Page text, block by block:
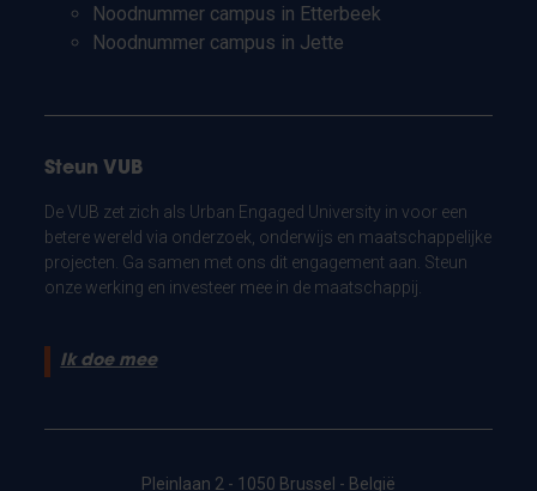
Noodnummer campus in Etterbeek
Noodnummer campus in Jette
Steun VUB
De VUB zet zich als Urban Engaged University in voor een
betere wereld via onderzoek, onderwijs en maatschappelijke
projecten. Ga samen met ons dit engagement aan. Steun
onze werking en investeer mee in de maatschappij.
Ik doe mee
Pleinlaan 2 - 1050 Brussel - België